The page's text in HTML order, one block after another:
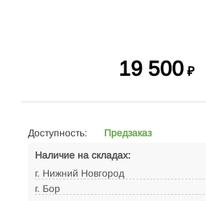
19 500 ₽
Доступность:
Предзаказ
Наличие на складах:
г. Нижний Новгород
г. Бор